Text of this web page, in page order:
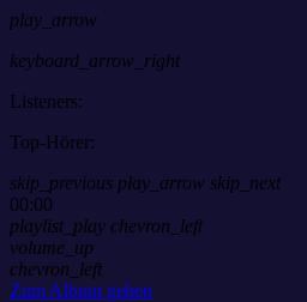
play_arrow
keyboard_arrow_right
Listeners:
Top-Hörer:
skip_previous play_arrow skip_next
00:00
playlist_play chevron_left
volume_up
chevron_left
Zum Album gehen